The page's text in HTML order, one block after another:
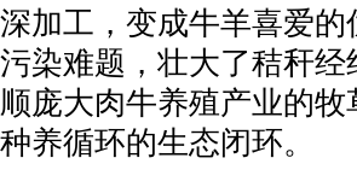
深加工，变成牛羊喜爱
污染难题，壮大了秸秆
顺庞大肉牛养殖产业的
种养循环的生态闭环。